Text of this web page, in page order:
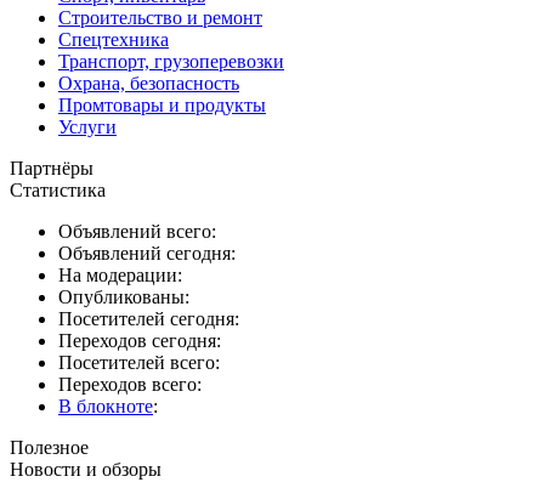
Строительство и ремонт
Спецтехника
Транспорт, грузоперевозки
Охрана, безопасность
Промтовары и продукты
Услуги
Партнёры
Статистика
Объявлений всего:
Объявлений сегодня:
На модерации:
Опубликованы:
Посетителей сегодня:
Переходов сегодня:
Посетителей всего:
Переходов всего:
В блокноте:
Полезное
Новости и обзоры